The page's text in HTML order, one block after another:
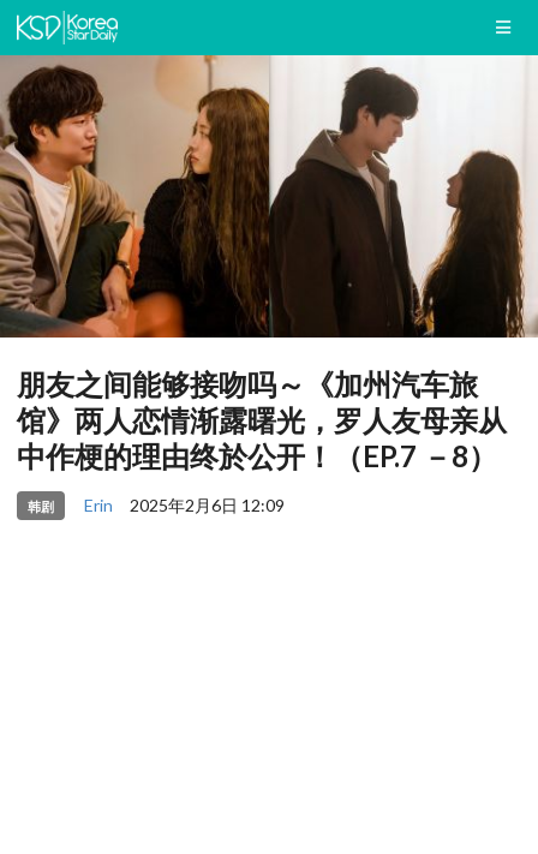
朋友之间能够接吻吗～《加州汽车旅
馆》两人恋情渐露曙光，罗人友母亲从
中作梗的理由终於公开！（EP.7 －8）
韩剧 Erin 2025年2月6日 12:09